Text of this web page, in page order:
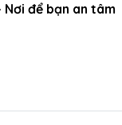
để bạn an tâm